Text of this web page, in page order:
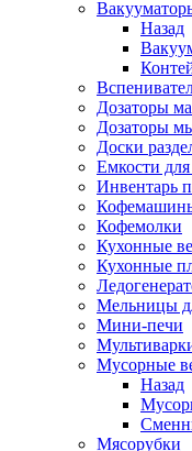
Назад
Дозаторы
Дозаторы
Доски
Емкости
Инвентарь
Кофемолки
Кухонные
Кухонные
Мельницы
Мини-печи
Мусорные
Назад
Мясорубки